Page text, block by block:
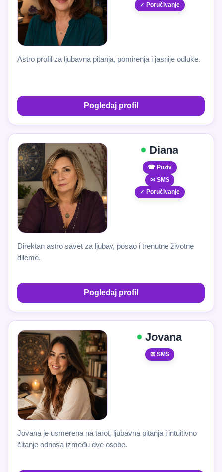
✓ Poručivanje
Astro profil za ljubavna pitanja, pomirenja i jasnije odluke.
Pogledaj profil
Diana
☎ Poziv
✉ SMS
✓ Poručivanje
Direktan astro savet za ljubav, posao i trenutne životne
dileme.
Pogledaj profil
Jovana
✉ SMS
Jovana je usmerena na tarot, ljubavna pitanja i intuitivno
čitanje odnosa između dve osobe.